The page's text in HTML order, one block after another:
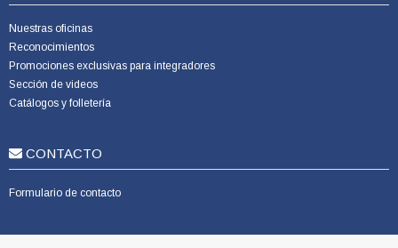
Nuestras oficinas
Reconocimientos
Promociones exclusivas para integradores
Sección de videos
Catálogos y folletería
CONTACTO
Formulario de contacto